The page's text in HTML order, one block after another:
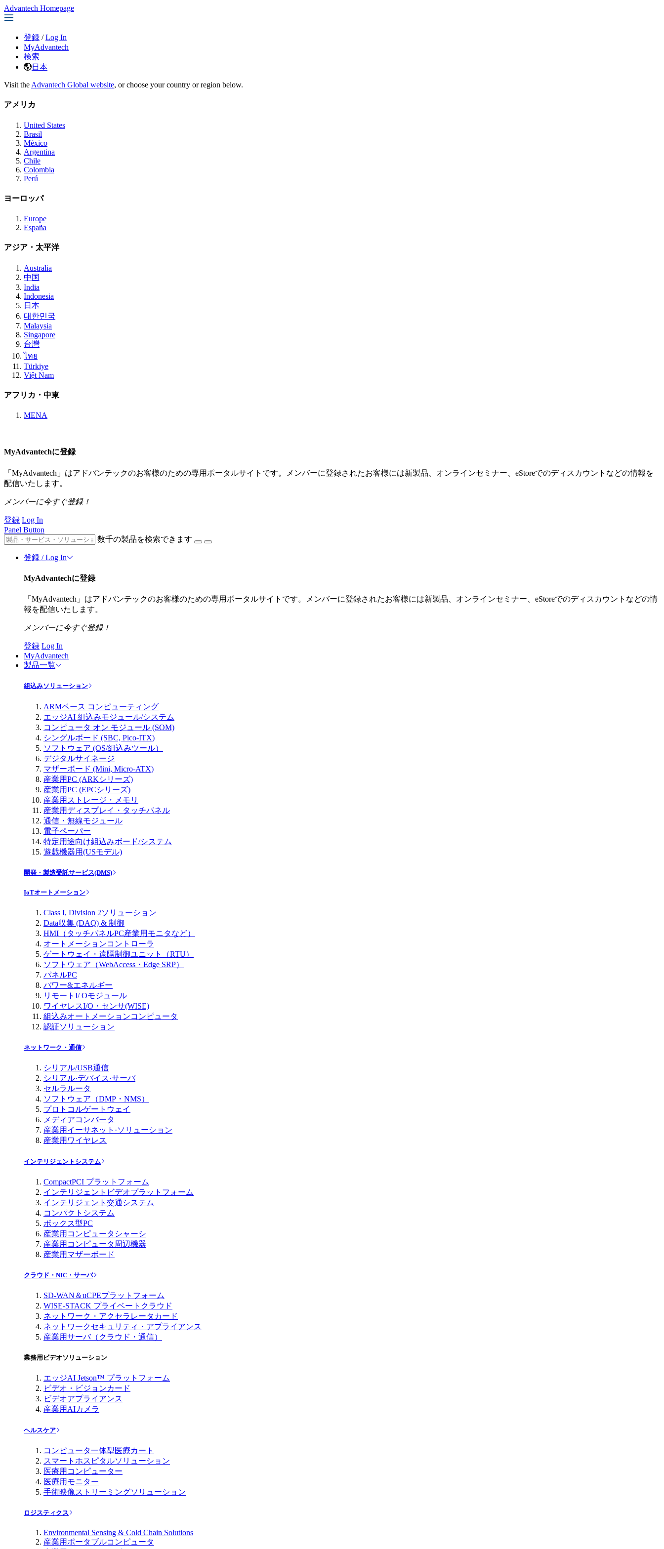
Advantech Homepage
登録 / Log In
MyAdvantech
検索
日本
Visit the Advantech Global website, or choose your country or region below.
アメリカ
United States
Brasil
México
Argentina
Chile
Colombia
Perú
ヨーロッパ
Europe
España
アジア・太平洋
Australia
中国
India
Indonesia
日本
대한민국
Malaysia
Singapore
台灣
ไทย
Türkiye
Việt Nam
アフリカ・中東
MENA
MyAdvantechに登録
「MyAdvantech」はアドバンテックのお客様のための専用ポータルサイトです。メンバーに登録されたお客様には新製品、オンラインセミナー、eStoreでのディスカウントなどの情報を
配信いたします。
メンバーに今すぐ登録！
登録 Log In
Panel Button
数千の製品を検索できます
登録 / Log In
MyAdvantechに登録
「MyAdvantech」はアドバンテックのお客様のための専用ポータルサイトです。メンバーに登録されたお客様には新製品、オンラインセミナー、eStoreでのディスカウントなどの情
報を配信いたします。
メンバーに今すぐ登録！
登録 Log In
MyAdvantech
製品一覧
組込みソリューション
ARMベース コンピューティング
エッジAI 組込みモジュール/システム
コンピュータ オン モジュール (SOM)
シングルボード (SBC, Pico-ITX)
ソフトウェア (OS/組込みツール）
デジタルサイネージ
マザーボード (Mini, Micro-ATX)
産業用PC (ARKシリーズ)
産業用PC (EPCシリーズ)
産業用ストレージ・メモリ
産業用ディスプレイ・タッチパネル
通信・無線モジュール
電子ペーパー
特定用途向け組込みボード/システム
遊戯機器用(USモデル)
開発・製造受託サービス(DMS)
IoTオートメーション
Class I, Division 2ソリューション
Data収集 (DAQ) & 制御
HMI（タッチパネルPC産業用モニタなど）
オートメーションコントローラ
ゲートウェイ・遠隔制御ユニット（RTU）
ソフトウェア（WebAccess・Edge SRP）
パネルPC
パワー&エネルギー
リモートI/ Oモジュール
ワイヤレスI/O・センサ(WISE)
組込みオートメーションコンピュータ
認証ソリューション
ネットワーク・通信
シリアル/USB通信
シリアル·デバイス·サーバ
セルラルータ
ソフトウェア（DMP・NMS）
プロトコルゲートウェイ
メディアコンバータ
産業用イーサネット·ソリューション
産業用ワイヤレス
インテリジェントシステム
CompactPCI プラットフォーム
インテリジェントビデオプラットフォーム
インテリジェント交通システム
コンパクトシステム
ボックス型PC
産業用コンピュータシャーシ
産業用コンピュータ周辺機器
産業用マザーボード
クラウド・NIC・サーバ
SD-WAN＆uCPEプラットフォーム
WISE-STACK プライベートクラウド
ネットワーク・アクセラレータカード
ネットワークセキュリティ・アプライアンス
産業用サーバ（クラウド・通信）
業務用ビデオソリューション
エッジAI Jetson™ プラットフォーム
ビデオ・ビジョンカード
ビデオアプライアンス
産業用AIカメラ
ヘルスケア
コンピュータ一体型医療カート
スマートホスピタルソリューション
医療用コンピューター
医療用モニター
手術映像ストリーミングソリューション
ロジスティクス
Environmental Sensing & Cold Chain Solutions
産業用ポータブルコンピュータ